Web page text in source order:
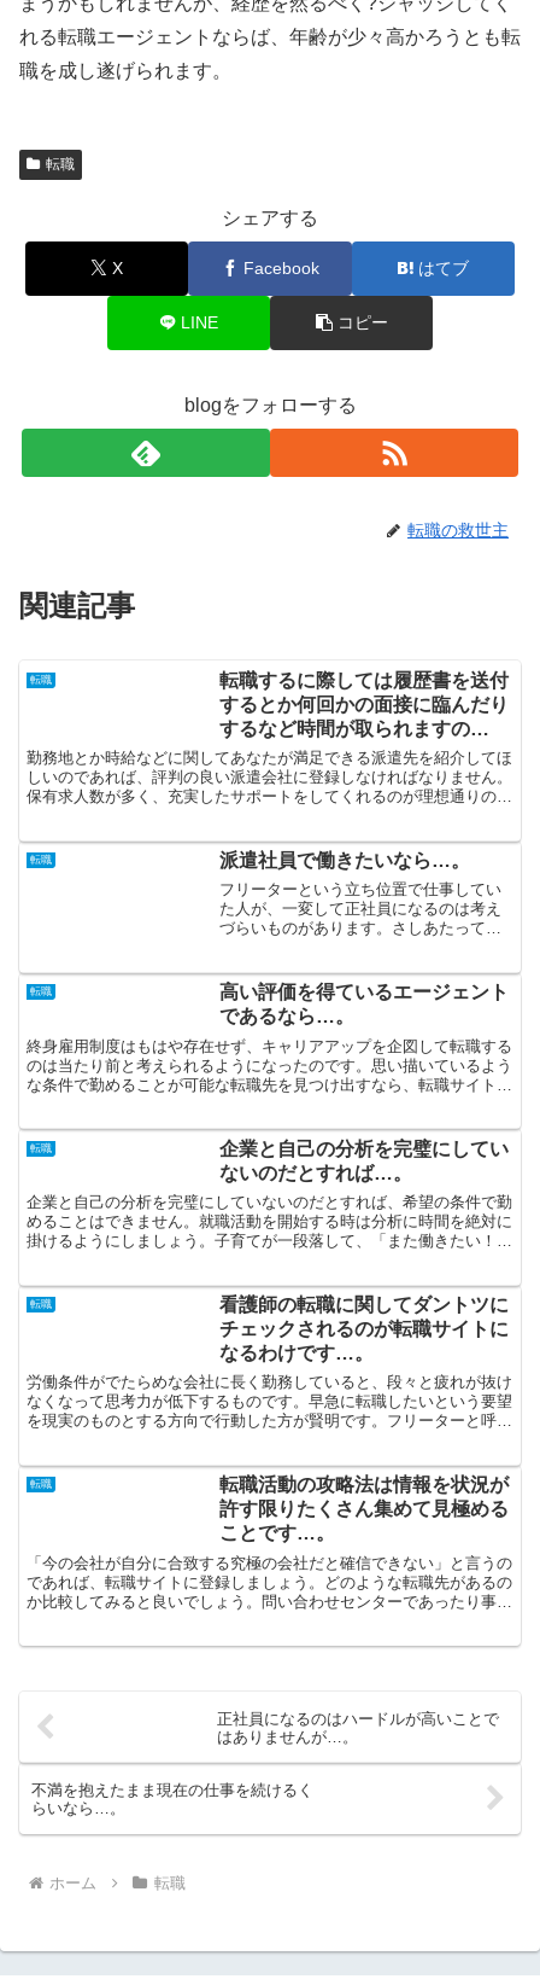
れる転職エージェントならば、年齢が少々高かろうとも転
職を成し遂げられます。
転職
シェアする
X Facebook はてブ
LINE コピー
blogをフォローする
転職の救世主
関連記事
転職
転職するに際しては履歴書を送付
するとか何回かの面接に臨んだり
するなど時間が取られますの
で…。
勤務地とか時給などに関してあなたが満足できる派遣先を紹介してほ
しいのであれば、評判の良い派遣会社に登録しなければなりません。
保有求人数が多く、充実したサポートをしてくれるのが理想通りの会
転職 派遣社員で働きたいなら…。
フリーターという立ち位置で仕事してい
た人が、一変して正社員になるのは考え
づらいものがあります。さしあたって派
い」と思っている人にオススメなのが派
遣会社への登録だと断言しま...
転職
高い評価を得ているエージェント
であるなら…。
終身雇用制度はもはや存在せず、キャリアアップを企図して転職する
のは当たり前と考えられるようになったのです。思い描いているよう
な条件で勤めることが可能な転職先を見つけ出すなら、転職サイトの
転職
企業と自己の分析を完璧にしてい
ないのだとすれば…。
企業と自己の分析を完璧にしていないのだとすれば、希望の条件で勤
めることはできません。就職活動を開始する時は分析に時間を絶対に
掛けるようにしましょう。子育てが一段落して、「また働きたい！」
転職
看護師の転職に関してダントツに
チェックされるのが転職サイトに
なるわけです…。
労働条件がでたらめな会社に長く勤務していると、段々と疲れが抜け
なくなって思考力が低下するものです。早急に転職したいという要望
を現実のものとする方向で行動した方が賢明です。フリーターと呼ば
転職
転職活動の攻略法は情報を状況が
許す限りたくさん集めて見極める
ことです…。
「今の会社が自分に合致する究極の会社だと確信できない」と言うの
であれば、転職サイトに登録しましょう。どのような転職先があるの
か比較してみると良いでしょう。問い合わせセンターであったり事務
正社員になるのはハードルが高いことで
はありませんが…。
不満を抱えたまま現在の仕事を続けるく
らいなら…。
ホーム 転職